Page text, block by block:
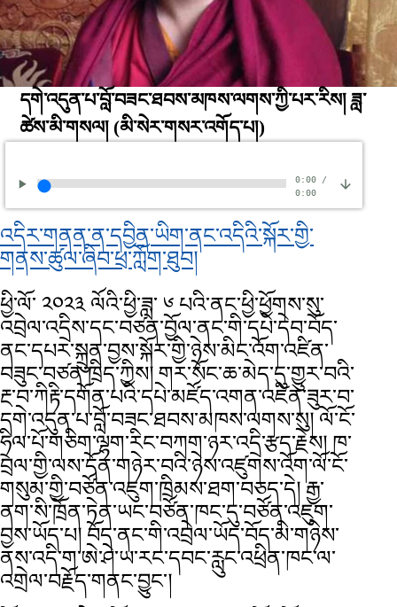
དགེ་འདུན་པ་བློ་བཟང་ཐབས་མཁས་ལགས་ཀྱི་པར་རིས། ཟླ་
ཚེས་མི་གསལ། (མི་སེར་གསར་འགོད་པ།)
0:00/
0:00
འདིར་གནན་ན་དབྱིན་ཡིག་ནང་འདིའི་སྐོར་གྱི་
གནས་ཚུལ་ཞིབ་ཕྲ་ཀློག་ཐུབ།
ཕྱི་ལོ་ ༢༠༢༣ ལོའི་ཕྱི་ཟླ་ ༦ པའི་ནང་ཕྱི་ཕྱོགས་སུ་
འབྲེལ་འདྲིས་དང་བཙན་བྱོལ་ནང་གི་དཔེ་དེབ་བོད་
ནང་དཔར་སྐྲུན་བྱས་སྐོར་གྱི་ཉེས་མིང་འོག་འཛིན་
བཟུང་བཙན་ཁྲིད་ཀྱིས། གར་སོང་ཆ་མེད་དུ་གྱུར་བའི་
རྔ་བ་ཀིརྟི་དགོན་པའི་དཔེ་མཛོད་འགན་འཛིན་ཟུར་བ་
དགེ་འདུན་པ་བློ་བཟང་ཐབས་མཁས་ལགས་སུ། ལོ་ངོ་
ཧྲིལ་པོ་གཅིག་ལྷག་རིང་བཀག་ཉར་འདྲི་རྩད་རྗེས། ཁ་
བྲལ་གྱི་ལས་དོན་གཉེར་བའི་ཉེས་འཛུགས་འོག་ལོ་ངོ་
གསུམ་གྱི་བཙོན་འཇུག་ཁྲིམས་ཐག་བཅད་དེ། རྒྱ་
ནག་སི་ཁྲོན་ཏེན་ཡང་བཙོན་ཁང་དུ་བཙོན་འཇུག་
བྱས་ཡོད་པ། བོད་ནང་གི་འབྲེལ་ཡོད་བོད་མི་གཉིས་
ནས་འདི་ག་ཨེ་ཤེ་ཡ་རང་དབང་རླུང་འཕྲིན་ཁང་ལ་
འགྲེལ་བརྗོད་གནང་བྱུང་།